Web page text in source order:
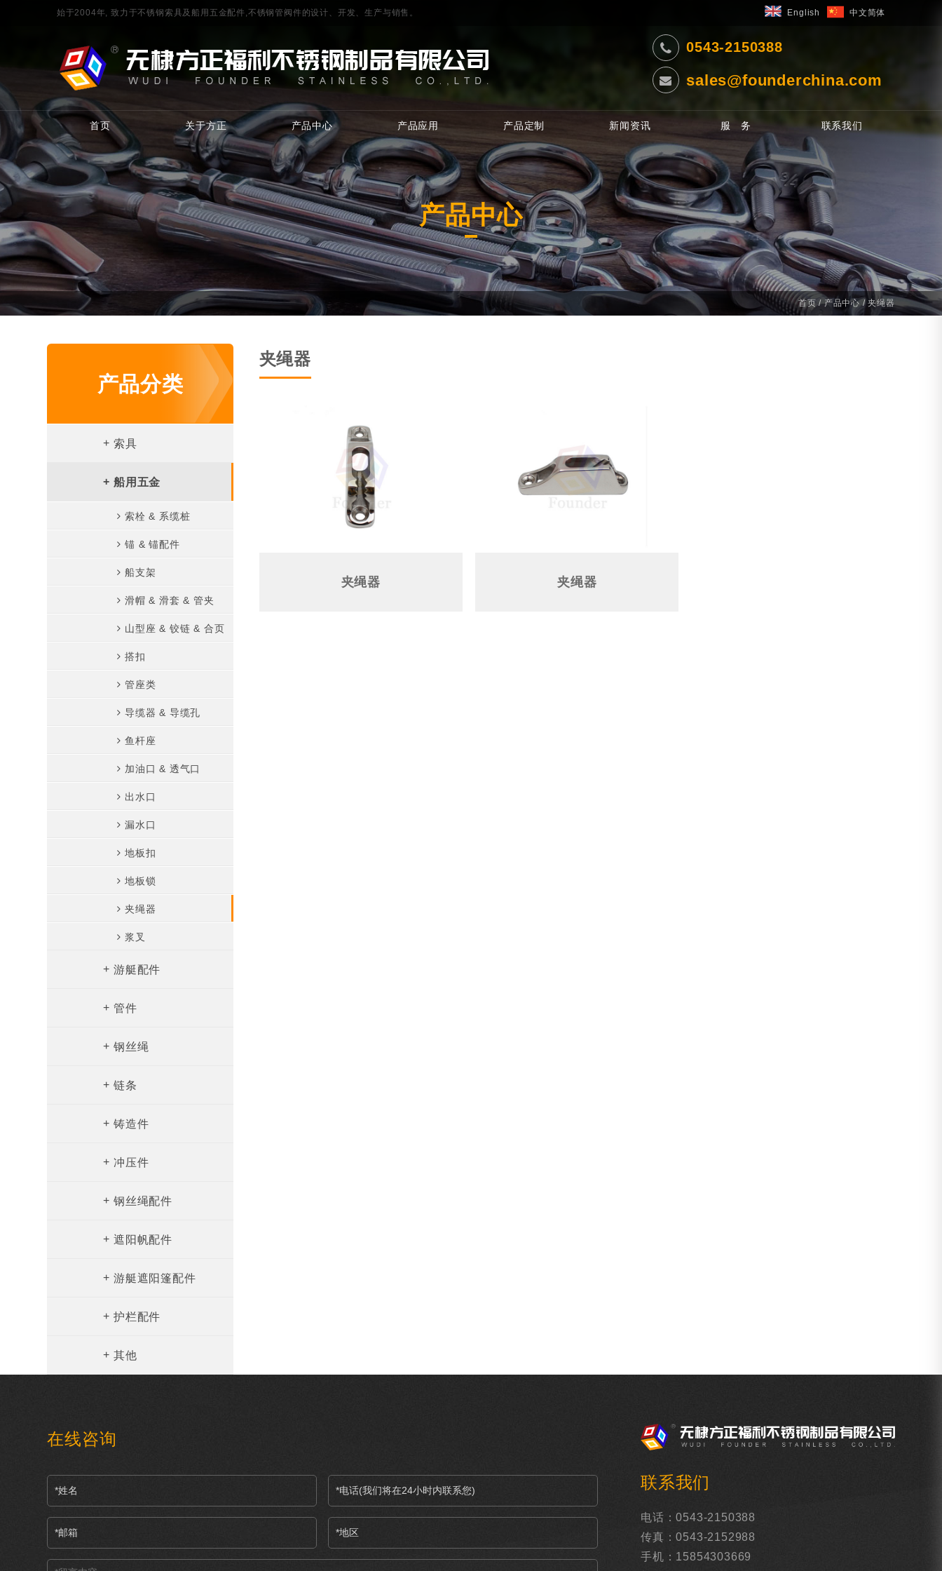
始于2004年, 致力于不锈钢索具及船用五金配件,不锈钢管阀件的设计、开发、生产与销售。 English 中文简体
0543-2150388
sales@founderchina.com
首页 关于方正 产品中心 产品应用 产品定制 新闻资讯 服 务 联系我们
产品中心
首页 /产品中心 / 夹绳器
产品分类
+ 索具
卸扣
+ 船用五金
索栓 & 系缆桩
锚 & 锚配件
船支架
滑帽 & 滑套 & 管夹
山型座 & 铰链 & 合页
搭扣
管座类
导缆器 & 导缆孔
鱼杆座
加油口 & 透气口
出水口
漏水口
地板扣
地板锁
夹绳器
浆叉
+ 游艇配件
+ 管件
快速接头
+ 钢丝绳
+ 链条
+ 铸造件
+ 冲压件
+ 钢丝绳配件
+ 遮阳帆配件
+ 游艇遮阳篷配件
+ 护栏配件
+ 其他
夹绳器
夹绳器 夹绳器
在线咨询
联系我们
电话：0543-2150388
传真：0543-2152988
手机：15854303669